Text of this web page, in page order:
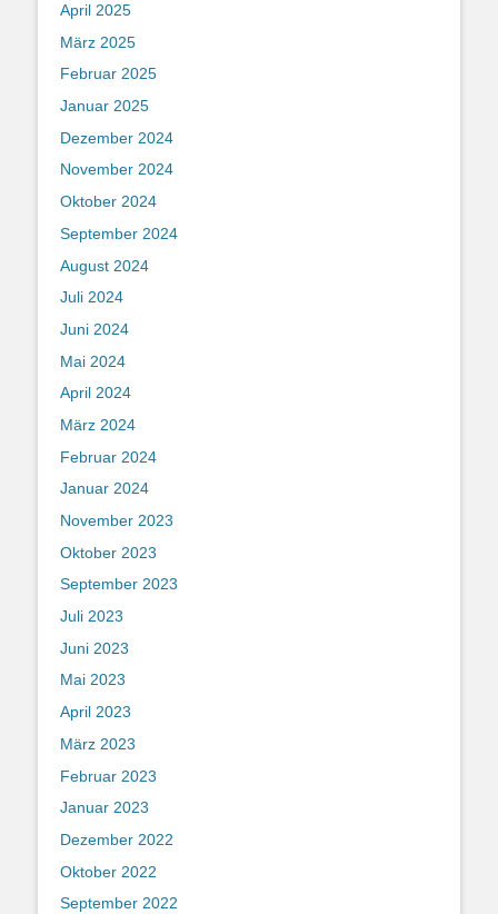
April 2025
März 2025
Februar 2025
Januar 2025
Dezember 2024
November 2024
Oktober 2024
September 2024
August 2024
Juli 2024
Juni 2024
Mai 2024
April 2024
März 2024
Februar 2024
Januar 2024
November 2023
Oktober 2023
September 2023
Juli 2023
Juni 2023
Mai 2023
April 2023
März 2023
Februar 2023
Januar 2023
Dezember 2022
Oktober 2022
September 2022